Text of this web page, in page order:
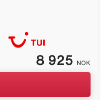
8 925 NOK